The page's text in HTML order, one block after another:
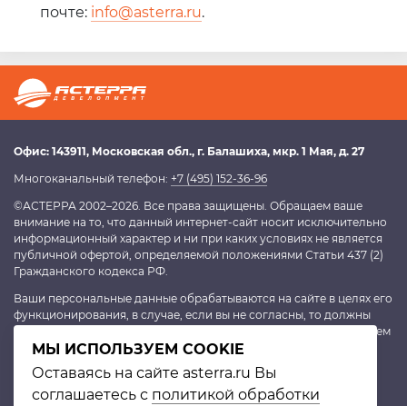
почте: info@asterra.ru.
Офис: 143911, Московская обл., г. Балашиха, мкр. 1 Мая, д. 27
Многоканальный телефон: +7 (495) 152-36-96
©АСТЕРРА 2002–2026. Все права защищены. Обращаем ваше
внимание на то, что данный интернет-сайт носит исключительно
информационный характер и ни при каких условиях не является
публичной офертой, определяемой положениями Статьи 437 (2)
Гражданского кодекса РФ.
Ваши персональные данные обрабатываются на сайте в целях его
функционирования, в случае, если вы не согласны, то должны
покинуть сайт. В противном случае это будет являться согласием
на обработку персональных данных, согласно
конфиденциальности
МЫ ИСПОЛЬЗУЕМ COOKIE
Оставаясь на сайте asterra.ru Вы
соглашаетесь с политикой обработки